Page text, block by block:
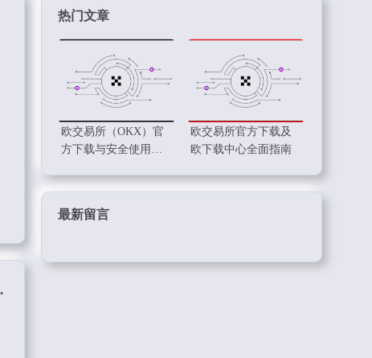
热门文章
欧交易所（OKX）官
方下载与安全使用指
欧交易所官方下载及
欧下载中心全面指南
最新留言